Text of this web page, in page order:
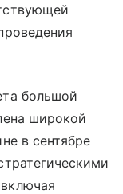
большой
широкой
в сентябре